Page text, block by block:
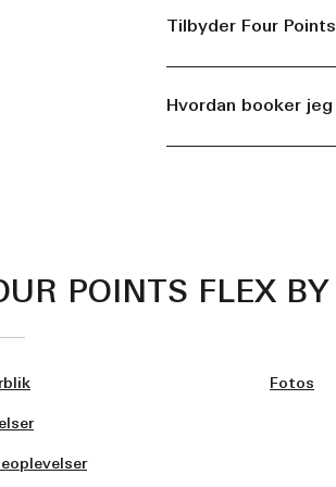
Tilbyder Four
Hvordan booker
POINTS FLEX
Fotos